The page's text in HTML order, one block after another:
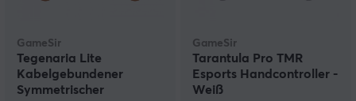
GameSir
Tegenaria Lite
Kabelgebundener
Symmetrischer
GameSir
Tarantula Pro TMR
Esports Handcontroller -
Weiß